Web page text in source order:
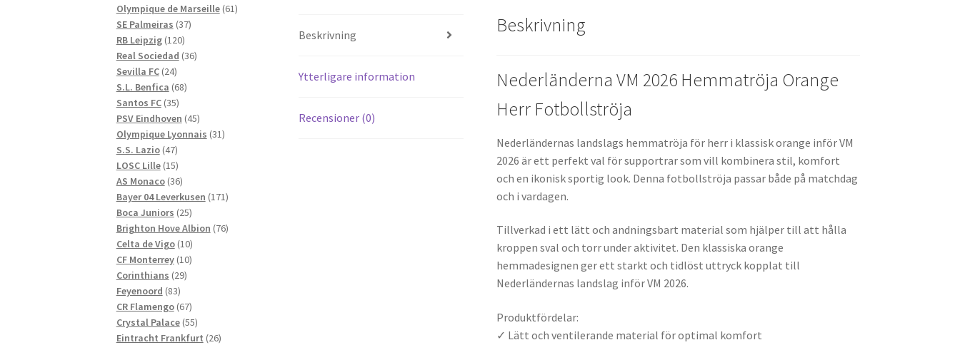
Beskrivning
Ytterligare information
Recensioner (0)
Beskrivning
Nederländerna VM 2026 Hemmatröja Orange
Herr Fotbollströja
Nederländernas landslags hemmatröja för herr i klassisk orange inför VM
2026 är ett perfekt val för supportrar som vill kombinera stil, komfort
och en ikonisk sportig look. Denna fotbollströja passar både på matchdag
och i vardagen.
Tillverkad i ett lätt och andningsbart material som hjälper till att hålla
kroppen sval och torr under aktivitet. Den klassiska orange
hemmadesignen ger ett starkt och tidlöst uttryck kopplat till
Nederländernas landslag inför VM 2026.
Produktfördelar:
✓ Lätt och ventilerande material för optimal komfort
produkter
Olympique de Marseille 6161
SE Palmeiras 3737
RB Leipzig 120120
produkter
Real Sociedad 3636
Sevilla FC 2424
produkter
S.L. Benfica 6868
Santos FC 3535
produkter
PSV Eindhoven 4545
produkter
Olympique Lyonnais 3131
S.S. Lazio 4747
produkter
LOSC Lille 1515
produkter
AS Monaco 3636
produkter
Bayer 04 Leverkusen 171171
Boca Juniors 2525
produkter
Brighton Hove Albion 7676
Celta de Vigo 1010
produkter
CF Monterrey 1010
Corinthians 2929
Feyenoord 8383
produkter
CR Flamengo 6767
produkter
Crystal Palace 5555
produkter
Eintracht Frankfurt 2626